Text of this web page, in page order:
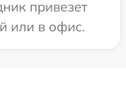
привезет
или в офис.